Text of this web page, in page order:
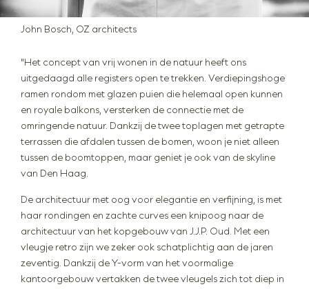
John Bosch, OZ architects
"Het concept van vrij wonen in de natuur heeft ons
uitgedaagd alle registers open te trekken. Verdiepingshoge
ramen rondom met glazen puien die helemaal open kunnen
en royale balkons, versterken de connectie met de
omringende natuur. Dankzij de twee toplagen met getrapte
terrassen die afdalen tussen de bomen, woon je niet alleen
tussen de boomtoppen, maar geniet je ook van de skyline
van Den Haag.
De architectuur met oog voor elegantie en verfijning, is met
haar rondingen en zachte curves een knipoog naar de
architectuur van het kopgebouw van J.J.P. Oud. Met een
vleugje retro zijn we zeker ook schatplichtig aan de jaren
zeventig. Dankzij de Y-vorm van het voormalige
kantoorgebouw vertakken de twee vleugels zich tot diep in